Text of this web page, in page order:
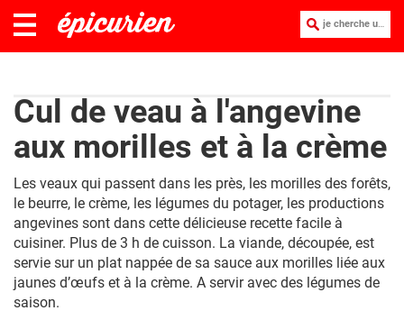
je cherche une recette :
Cul de veau à l'angevine
aux morilles et à la crème
Les veaux qui passent dans les près, les morilles des forêts,
le beurre, le crème, les légumes du potager, les productions
angevines sont dans cette délicieuse recette facile à
cuisiner. Plus de 3 h de cuisson. La viande, découpée, est
servie sur un plat nappée de sa sauce aux morilles liée aux
jaunes d’œufs et à la crème. A servir avec des légumes de
saison.